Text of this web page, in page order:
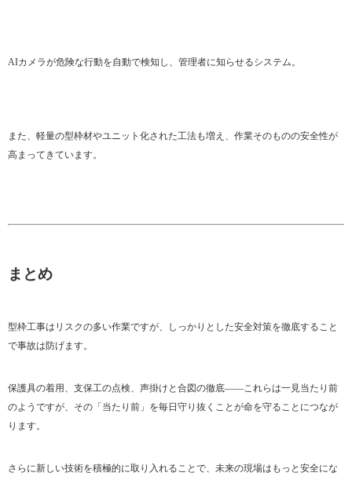
AIカメラが危険な行動を自動で検知し、管理者に知らせるシステム。
また、軽量の型枠材やユニット化された工法も増え、作業そのものの安全性が
高まってきています。
まとめ
型枠工事はリスクの多い作業ですが、しっかりとした安全対策を徹底すること
で事故は防げます。
保護具の着用、支保工の点検、声掛けと合図の徹底――これらは一見当たり前
のようですが、その「当たり前」を毎日守り抜くことが命を守ることにつなが
ります。
さらに新しい技術を積極的に取り入れることで、未来の現場はもっと安全にな